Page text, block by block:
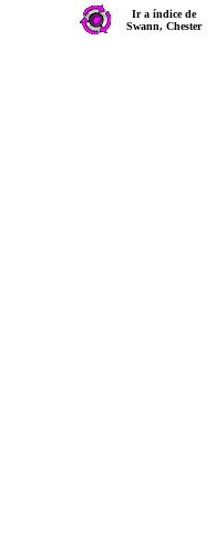
Ir a índice de
Swann, Chester